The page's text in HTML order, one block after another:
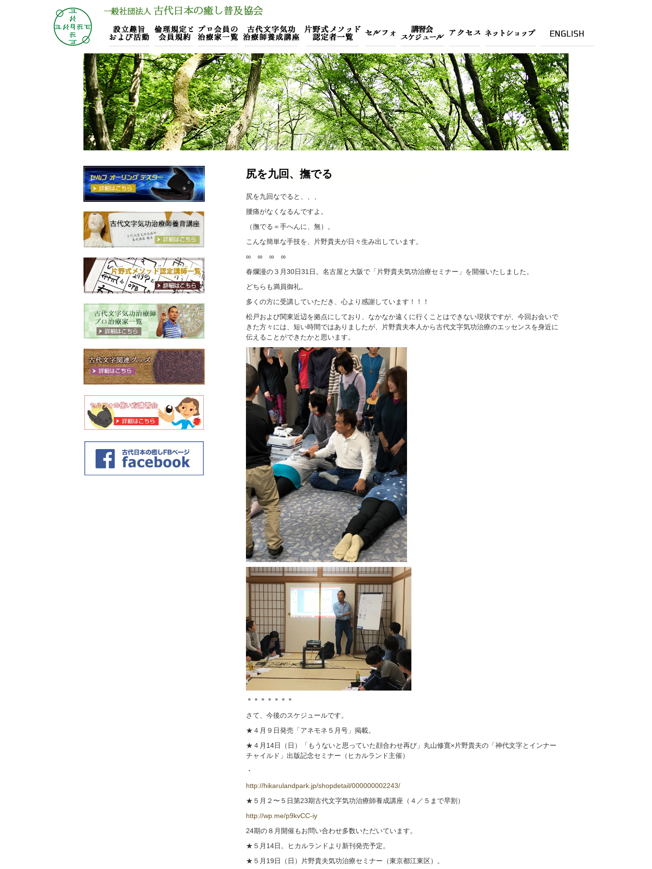
尻を九回、撫でる
尻を九回なでると、、、
腰痛がなくなるんですよ。
（撫でる＝手へんに、無）。
こんな簡単な手技を、片野貴夫が日々生み出しています。
∞ ∞ ∞ ∞
春爛漫の３月30日31日。名古屋と大阪で「片野貴夫気功治療セミナー」を開催いたしました。
どちらも満員御礼。
多くの方に受講していただき、心より感謝しています！！！
松戸および関東近辺を拠点にしており、なかなか遠くに行くことはできない現状ですが、今回お会いで
きた方々には、短い時間ではありましたが、片野貴夫本人から古代文字気功治療のエッセンスを身近に
伝えることができたかと思います。
＊＊＊＊＊＊＊
さて、今後のスケジュールです。
★４月９日発売「アネモネ５月号」掲載。
★４月14日（日）「もうないと思っていた顔合わせ再び」丸山修寛×片野貴夫の「神代文字とインナー
チャイルド」出版記念セミナー（ヒカルランド主催）
・
http://hikarulandpark.jp/shopdetail/000000002243/
★５月２〜５日第23期古代文字気功治療師養成講座（４／５まで早割）
http://wp.me/p9kvCC-iy
24期の８月開催もお問い合わせ多数いただいています。
★５月14日。ヒカルランドより新刊発売予定。
★５月19日（日）片野貴夫気功治療セミナー（東京都江東区）。